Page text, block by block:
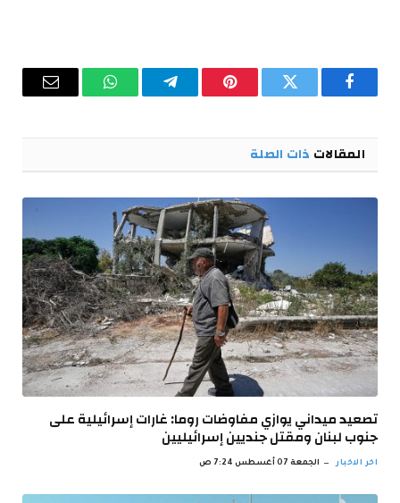
فيسبوك تويتر بينتيريستتيلقرام واتساب البريد
المقالات ذات الصلة
تصعيد ميداني يوازي مفاوضات روما: غارات إسرائيلية على
جنوب لبنان ومقتل جنديين إسرائيليين
اخر الاخبار الجمعة 07 أغسطس 7:24 ص